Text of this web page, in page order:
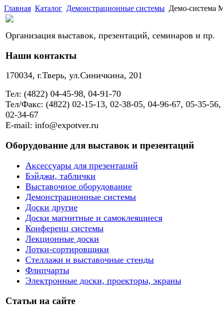
Главная Каталог Демонстрационные системы Демо-система
Организация выставок, презентаций, семинаров и пр.
Наши контакты
170034, г.Тверь, ул.Синичкина, 201
Тел: (4822) 04-45-98, 04-91-70
Тел/Факс: (4822) 02-15-13, 02-38-05, 04-96-67, 05-35-56,
02-34-67
E-mail: info@expotver.ru
Оборудование для выставок и презентаций
Аксессуары для презентаций
Бэйджи, таблички
Выставочное оборудование
Демонстрационные системы
Доски другие
Доски магнитные и самоклеящиеся
Конференц системы
Лекционные доски
Лотки-сортировщики
Стеллажи и выставочные стенды
Флипчарты
Электронные доски, проекторы, экраны
Статьи на сайте